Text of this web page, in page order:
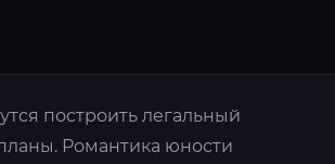
построить легальный
Романтика юности